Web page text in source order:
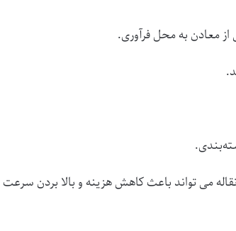
معادن به محل فرآوری.
می تواند باعث کاهش هزینه و بالا بردن